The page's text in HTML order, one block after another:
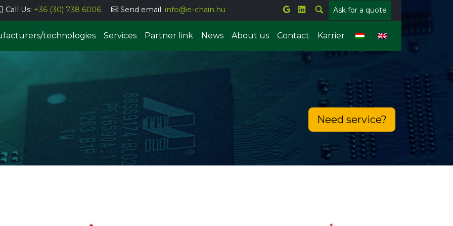
Call Us: +36 (30) 738 6006 Send email: info@e-chain.hu Ask for a quote
technologies
coating
systems
Automatic parts storage systems
Parts counting
Offline X-ray
Services Partner link News About us Contact Karrier
Need service?